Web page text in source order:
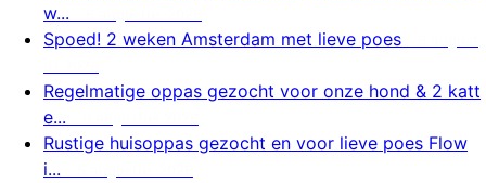
w...
Spoed! 2 weken Amsterdam met lieve poes
Regelmatige oppas gezocht voor onze hond & 2 katt
e...
Rustige huisoppas gezocht en voor lieve poes Flow
i...